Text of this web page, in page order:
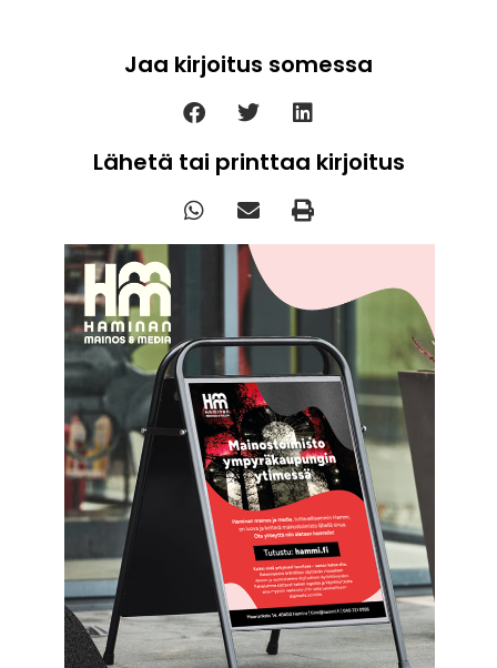
Jaa kirjoitus somessa
Lähetä tai printtaa kirjoitus